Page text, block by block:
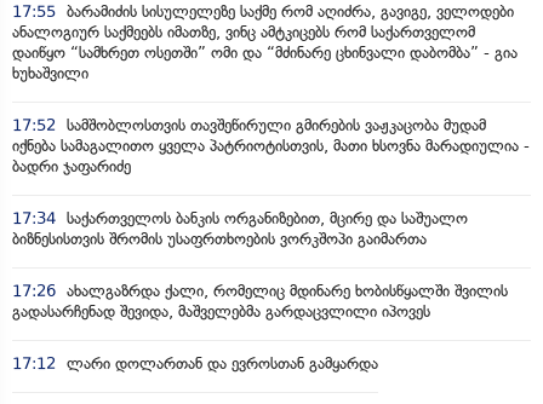
17:55 ბარამიძის სისულელეზე საქმე რომ აღიძრა, გავიგე, ველოდები
ანალოგიურ საქმეებს იმათზე, ვინც ამტკიცებს რომ საქართველომ
დაიწყო “სამხრეთ ოსეთში” ომი და “მძინარე ცხინვალი დაბომბა” - გია
ხუხაშვილი
17:52
სამშობლოსთვის თავშეწირული გმირების ვაჟკაცობა მუდამ
იქნება სამაგალითო ყველა პატრიოტისთვის, მათი ხსოვნა მარადიულია -
ბადრი ჯაფარიძე
17:34 საქართველოს ბანკის ორგანიზებით, მცირე და საშუალო
ბიზნესისთვის შრომის უსაფრთხოების ვორკშოპი გაიმართა
17:26 ახალგაზრდა ქალი, რომელიც მდინარე ხობისწყალში შვილის
გადასარჩენად შევიდა, მაშველებმა გარდაცვლილი იპოვეს
17:12 ლარი დოლართან და ევროსთან გამყარდა